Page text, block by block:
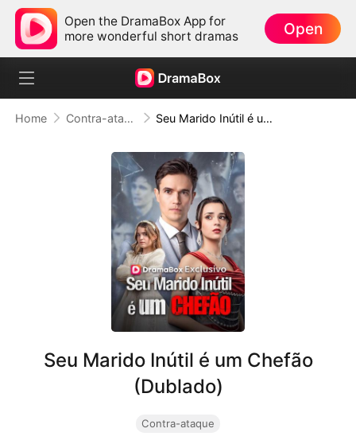
Open the DramaBox App for
more wonderful short dramas
Open
Home Contra-ataque Seu Marido Inútil é um Chefão (Dublado)
Seu Marido Inútil é um Chefão
(Dublado)
Contra-ataque